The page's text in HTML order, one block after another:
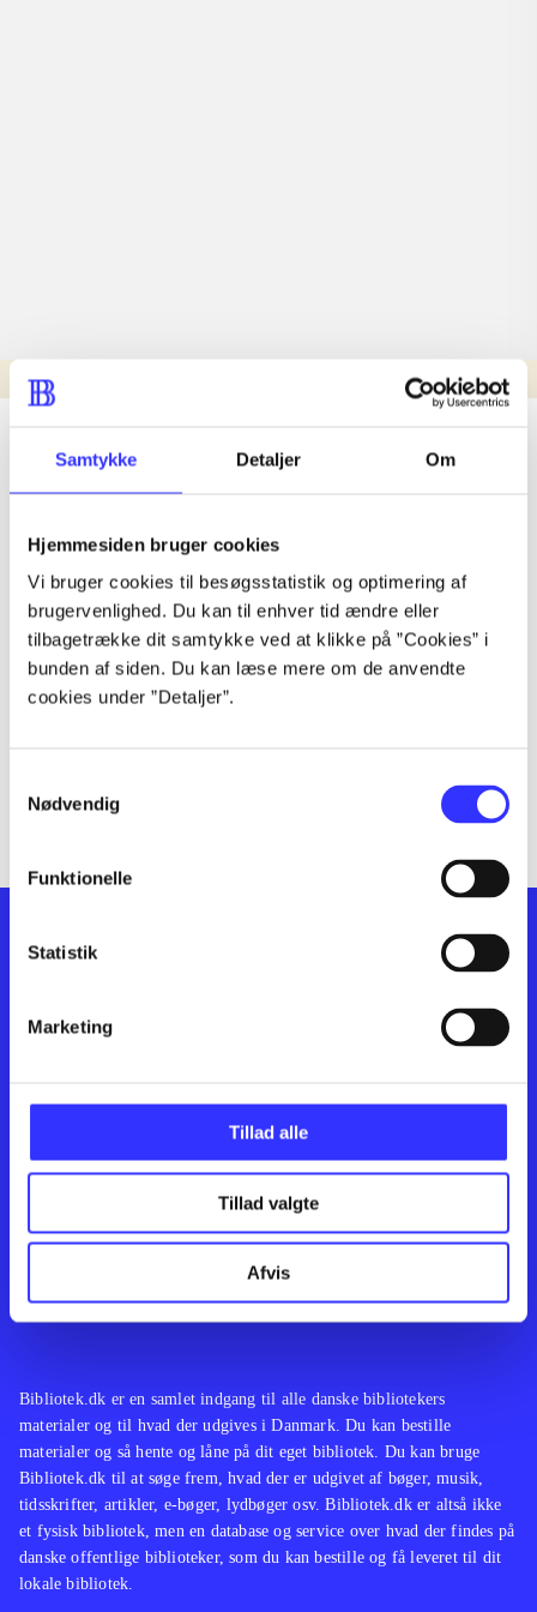
Samtykke Detaljer Om
Hjemmesiden bruger cookies
Vi bruger cookies til besøgsstatistik og optimering af
brugervenlighed. Du kan til enhver tid ændre eller
tilbagetrække dit samtykke ved at klikke på ”Cookies” i
bunden af siden. Du kan læse mere om de anvendte
cookies under ”Detaljer”.
Nødvendig
Funktionelle
Statistik
Marketing
Tillad alle
Tillad valgte
Afvis
Nyhed
lorem ipsum dolor sit amet ...
lorem ipsum dolor sit amet ...
lorem ipsum dolor sit amet ...
lorem ipsum dolor sit amet ...
lorem ipsum dolor sit amet ...
lorem ipsum dolor sit amet ...
lorem ipsum dolor sit amet ...
Feedback
Bibliotek.dk er en samlet indgang til alle danske bibliotekers
materialer og til hvad der udgives i Danmark. Du kan bestille
materialer og så hente og låne på dit eget bibliotek. Du kan bruge
Bibliotek.dk til at søge frem, hvad der er udgivet af bøger, musik,
tidsskrifter, artikler, e-bøger, lydbøger osv. Bibliotek.dk er altså ikke
et fysisk bibliotek, men en database og service over hvad der findes på
danske offentlige biblioteker, som du kan bestille og få leveret til dit
lokale bibliotek.
Kontakt os
English
Artikler
Film
Musik
Noder